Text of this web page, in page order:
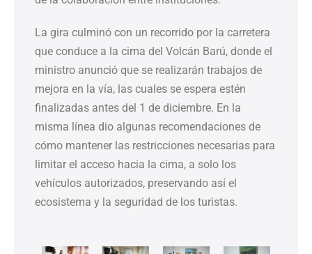
La gira culminó con un recorrido por la carretera
que conduce a la cima del Volcán Barú, donde el
ministro anunció que se realizarán trabajos de
mejora en la vía, las cuales se espera estén
finalizadas antes del 1 de diciembre. En la
misma línea dio algunas recomendaciones de
cómo mantener las restricciones necesarias para
limitar el acceso hacia la cima, a solo los
vehículos autorizados, preservando así el
ecosistema y la seguridad de los turistas.